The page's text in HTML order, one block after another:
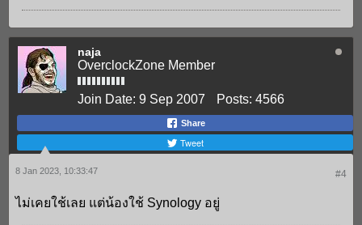
naja
OverclockZone Member
Join Date: 9 Sep 2007 Posts: 4566
Share
Tweet
#4
8 Jan 2023, 10:33:47
ไม่เคยใช้เลย แต่น้องใช้ Synology อยู่